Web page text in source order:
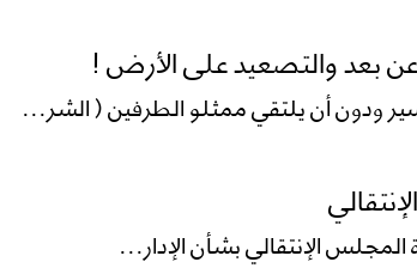
بعد والتصعيد على الأرض !
ودون أن يلتقي ممثلو الطرفين ( الشر...
المجلس الإنتقالي بشأن الإدار...